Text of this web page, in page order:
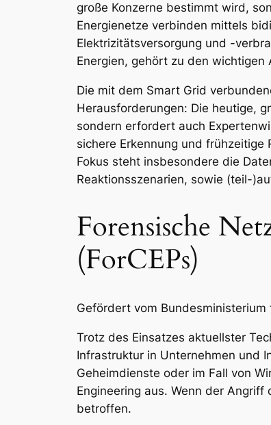
große Konzerne bestimmt wird,
Energienetze verbinden mittels
Elektrizitätsversorgung und -
Energien, gehört zu den
Die mit dem Smart Grid
Herausforderungen: Die heutige,
sondern erfordert auch
sichere Erkennung und
Fokus steht insbesondere die
Reaktionsszenarien, sowie (teil-
Forensische
(ForCEPs)
Gefördert vom Bundesministerium
Trotz des Einsatzes aktuellster
Infrastruktur in Unternehmen und
Geheimdienste oder im Fall von
Engineering aus. Wenn der
betroffen.